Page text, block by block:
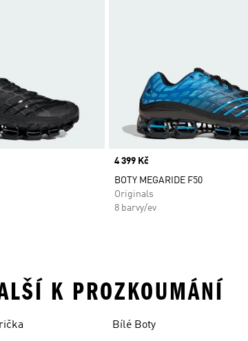
Price
4 399 Kč
BOTY MEGARIDE F50
Originals
8 barvy/ev
K PROZKOUMÁNÍ
Bílé Boty